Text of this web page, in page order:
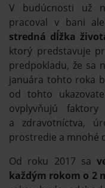
V budúcnosti už
pracoval v bani
stredná dĺžka
ktorý predstavuje
predpokladu, že sa
januára tohto roka
od tohto
ovplyvňujú
a zdravotníctva,
prostredie a mnohé
Od roku 2017 sa
každým rokom o 2